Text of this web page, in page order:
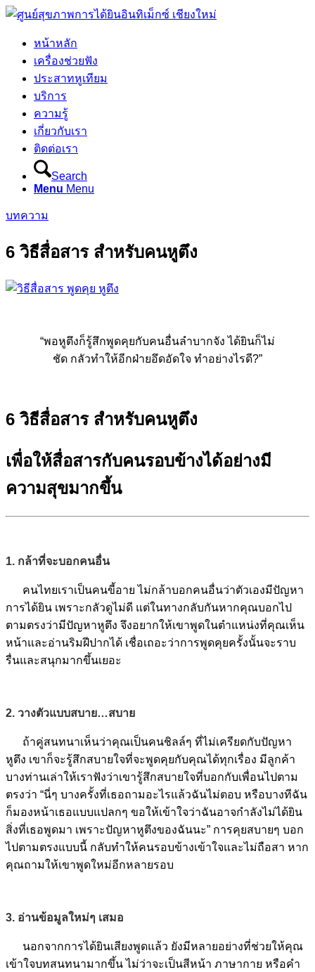
หน้าหลัก
เครื่องช่วยฟัง
ประสาทหูเทียม
บริการ
ความรู้
เกี่ยวกับเรา
ติดต่อเรา
Search
Menu Menu
บทความ
6 วิธีสื่อสาร สำหรับคนหูตึง
“พอหูตึงก็รู้สึกพูดคุยกับคนอื่นลำบากจัง ได้ยินก็ไม่
ชัด กลัวทำให้อีกฝ่ายอึดอัดใจ ทำอย่างไรดี?”
6 วิธีสื่อสาร สำหรับคนหูตึง
เพื่อให้สื่อสารกับคนรอบข้างได้อย่างมี
ความสุขมากขึ้น
1. กล้าที่จะบอกคนอื่น
คนไทยเราเป็นคนขี้อาย ไม่กล้าบอกคนอื่นว่าตัวเองมีปัญหา
การได้ยิน เพราะกลัวดูไม่ดี แต่ในทางกลับกันหากคุณบอกไป
ตามตรงว่ามีปัญหาหูตึง จึงอยากให้เขาพูดในตำแหน่งที่คุณเห็น
หน้าและอ่านริมฝีปากได้ เชื่อเถอะว่าการพูดคุยครั้งนั้นจะราบ
รื่นและสนุกมากขึ้นเยอะ
2. วางตัวแบบสบาย…สบาย
ถ้าคู่สนทนาเห็นว่าคุณเป็นคนชิลล์ๆ ที่ไม่เครียดกับปัญหา
หูตึง เขาก็จะรู้สึกสบายใจที่จะพูดคุยกับคุณได้ทุกเรื่อง มีลูกค้า
บางท่านเล่าให้เราฟังว่าเขารู้สึกสบายใจที่บอกกับเพื่อนไปตาม
ตรงว่า “นี่ๆ บางครั้งที่เธอถามอะไรแล้วฉันไม่ตอบ หรือบางทีฉัน
ก็มองหน้าเธอแบบแปลกๆ ขอให้เข้าใจว่าฉันอาจกำลังไม่ได้ยิน
สิ่งที่เธอพูดมา เพราะปัญหาหูตึงของฉันนะ” การคุยสบายๆ บอก
ไปตามตรงแบบนี้ กลับทำให้คนรอบข้างเข้าใจและไม่ถือสา หาก
คุณถามให้เขาพูดใหม่อีกหลายรอบ
3. อ่านข้อมูลใหม่ๆ เสมอ
นอกจากการได้ยินเสียงพูดแล้ว ยังมีหลายอย่างที่ช่วยให้คุณ
เข้าใจบทสนทนามากขึ้น ไม่ว่าจะเป็นสีหน้า ภาษากาย หรือคำ